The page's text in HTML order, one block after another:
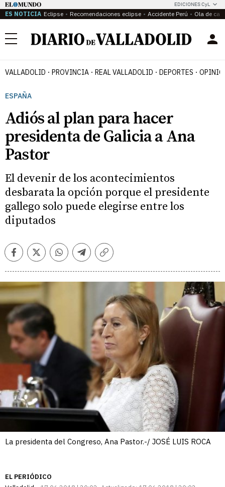
EDICIONES CyL
ES NOTICIA Eclipse Recomendaciones eclipse Accidente Perú Ola de
Menú
VALLADOLID PROVINCIA REAL VALLADOLID DEPORTES
ESPAÑA
Adiós al plan para hacer
presidenta de Galicia a Ana
Pastor
El devenir de los acontecimientos
desbarata la opción porque el presidente
gallego solo puede elegirse entre los
diputados
FacebookTwitterWhatsappTelegramCopiar
La presidenta del Congreso, Ana Pastor.-/ JOSÉ LUIS ROCA
EL PERIÓDICO